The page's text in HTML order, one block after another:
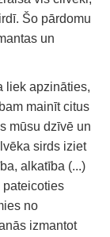
Šo pārdomu
un
liek apzināties,
mainīt citus
mūsu dzīvē un
sirds iziet
alkatība (...)
pateicoties
no
izmantot